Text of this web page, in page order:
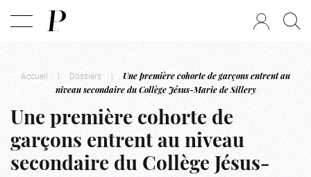
Accueil | Dossiers |
Une première cohorte de garçons entrent au
niveau secondaire du Collège Jésus-Marie de Sillery
Une première cohorte de
garçons entrent au niveau
secondaire du Collège Jésus-